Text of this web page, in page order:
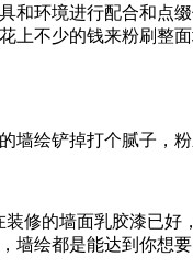
环境进行配合和点
不少的钱来粉刷整
绘铲掉打个腻子，粉
的墙面乳胶漆已好
绘都是能达到你想要